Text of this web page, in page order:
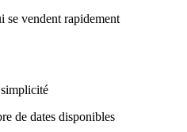
se vendent rapidement
de dates disponibles